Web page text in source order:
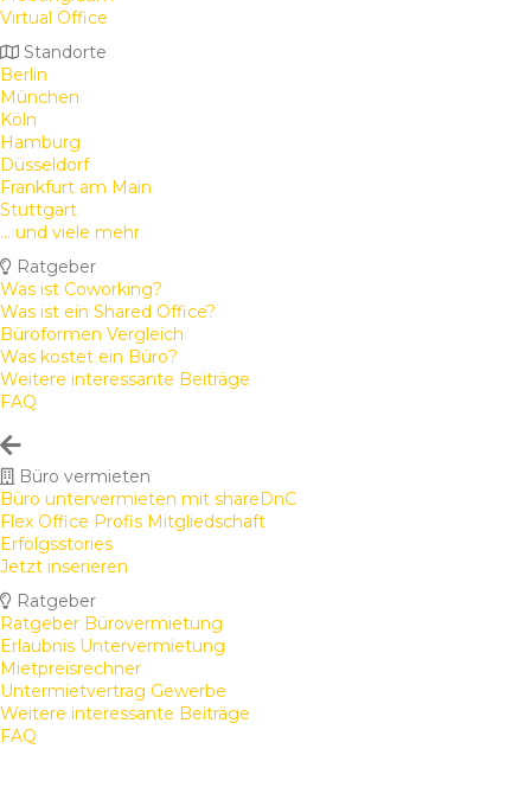
Virtual Office
Standorte
Berlin
München
Köln
Hamburg
Düsseldorf
Frankfurt am Main
Stuttgart
... und viele mehr
Ratgeber
Was ist Coworking?
Was ist ein Shared Office?
Büroformen Vergleich
Was kostet ein Büro?
Weitere interessante Beiträge
FAQ
Büro vermieten
Büro untervermieten mit shareDnC
Flex Office Profis Mitgliedschaft
Erfolgsstories
Jetzt inserieren
Ratgeber
Ratgeber Bürovermietung
Erlaubnis Untervermietung
Mietpreisrechner
Untermietvertrag Gewerbe
Weitere interessante Beiträge
FAQ